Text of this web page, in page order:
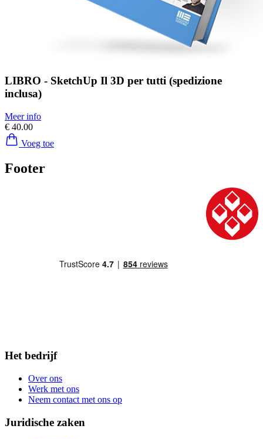
LIBRO - SketchUp Il 3D per tutti (spedizione
inclusa)
Meer info
€ 40.00
Voeg toe
Footer
Het bedrijf
Over ons
Werk met ons
Neem contact met ons op
Juridische zaken